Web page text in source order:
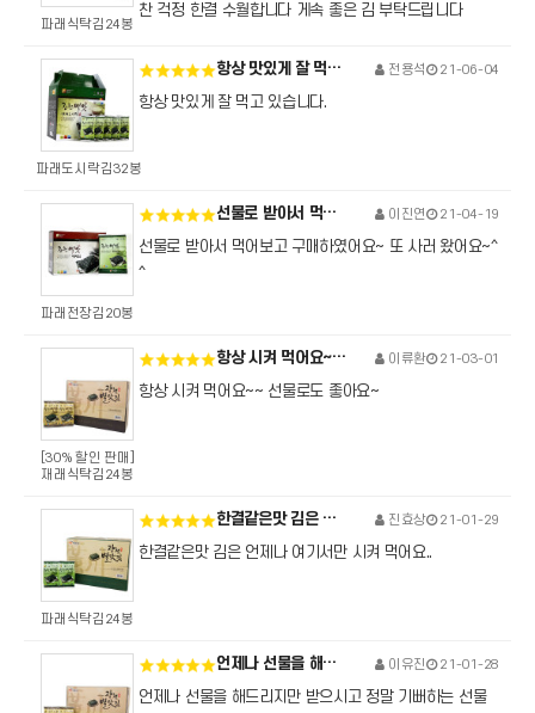
파래식탁김24봉
찬 걱정 한결 수월합니다 게속 좋은 김 부탁드립니다
파래도시락김32봉
항상 맛있게 잘 먹고 있습니다. 전용석 21-06-04
항상 맛있게 잘 먹고 있습니다.
파래전장김20봉
선물로 받아서 먹어보고 구매하였어요~ 또 사러 왔어요~^^ 이진연 21-04-19
선물로 받아서 먹어보고 구매하였어요~ 또 사러 왔어요~^
^
[30% 할인 판매]
재래식탁김24봉
항상 시켜 먹어요~~ 선물로도 좋아요~ 이류환 21-03-01
항상 시켜 먹어요~~ 선물로도 좋아요~
파래식탁김24봉
한결같은맛 김은 언제나 여기서만 시켜 먹어요. 진효상 21-01-29
한결같은맛 김은 언제나 여기서만 시켜 먹어요..
언제나 선물을 해드리지만 받으시고 정말 기뻐하는 선물입니다. 이유진 21-01-28
언제나 선물을 해드리지만 받으시고 정말 기뻐하는 선물